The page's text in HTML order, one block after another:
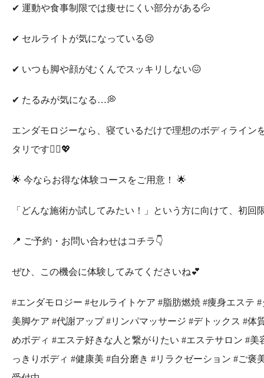
✔ 運動や食事制限では痩せにくい部分がある💦
✔ セルライトが気になっている😢
✔ いつも脚や顔がむくんでスッキリしない😖
✔ たるみが気になる…💭
エンダモロジーなら、寝ているだけで理想のボディライ
タリです💆‍♀️💖
🌟 今ならお得な体験コースをご用意！ 🌟
「どんな施術か試してみたい！」という方に向けて、初回
📍 ご予約・お問い合わせはコチラ👇
ぜひ、この機会に体験してみてくださいね💕
#エンダモロジー #セルライトケア #脂肪燃焼 #痩身エステ
美脚ケア #代謝アップ #リンパマッサージ #デトックス #
めボディ #エステ好きな人と繋がりたい #エステサロン #
っきりボディ #健康美 #自分磨き #リラクゼーション #ご